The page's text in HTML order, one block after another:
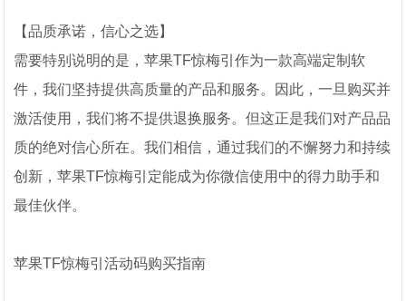
【品质承诺，信心之选】
需要特别说明的是，苹果TF惊梅引作为一款高端定制软
件，我们坚持提供高质量的产品和服务。因此，一旦购买并
激活使用，我们将不提供退换服务。但这正是我们对产品品
质的绝对信心所在。我们相信，通过我们的不懈努力和持续
创新，苹果TF惊梅引定能成为你微信使用中的得力助手和
最佳伙伴。
苹果TF惊梅引活动码购买指南